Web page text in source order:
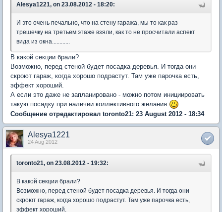
Alesya1221, on 23.08.2012 - 18:20:
И это очень печально, что на стену гаража, мы то как раз
трешечку на третьем этаже взяли, как то не просчитали аспект
вида из окна............
В какой секции брали?
Возможно, перед стеной будет посадка деревья. И тогда они
скроют гараж, когда хорошо подрастут. Там уже парочка есть,
эффект хороший.
А если это даже не запланировано - можно потом инициировать
такую посадку при наличии коллективного желания
Сообщение отредактировал toronto21: 23 August 2012 - 18:34
Alesya1221
24 Aug 2012
toronto21, on 23.08.2012 - 19:32:
В какой секции брали?
Возможно, перед стеной будет посадка деревья. И тогда они
скроют гараж, когда хорошо подрастут. Там уже парочка есть,
эффект хороший.